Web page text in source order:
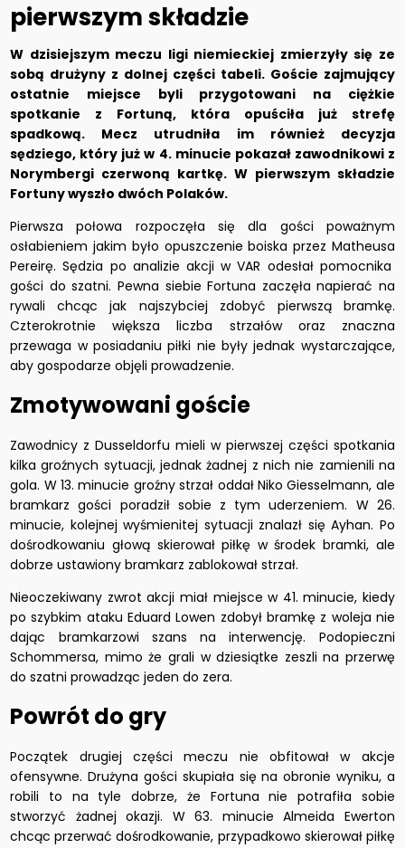
pierwszym składzie
W dzisiejszym meczu ligi niemieckiej zmierzyły się ze
sobą drużyny z dolnej części tabeli. Goście zajmujący
ostatnie miejsce byli przygotowani na ciężkie
spotkanie z Fortuną, która opuściła już strefę
spadkową. Mecz utrudniła im również decyzja
sędziego, który już w 4. minucie pokazał zawodnikowi z
Norymbergi czerwoną kartkę. W pierwszym składzie
Fortuny wyszło dwóch Polaków.
Pierwsza połowa rozpoczęła się dla gości poważnym
osłabieniem jakim było opuszczenie boiska przez Matheusa
Pereirę. Sędzia po analizie akcji w VAR odesłał pomocnika
gości do szatni. Pewna siebie Fortuna zaczęła napierać na
rywali chcąc jak najszybciej zdobyć pierwszą bramkę.
Czterokrotnie większa liczba strzałów oraz znaczna
przewaga w posiadaniu piłki nie były jednak wystarczające,
aby gospodarze objęli prowadzenie.
Zmotywowani goście
Zawodnicy z Dusseldorfu mieli w pierwszej części spotkania
kilka groźnych sytuacji, jednak żadnej z nich nie zamienili na
gola. W 13. minucie groźny strzał oddał Niko Giesselmann, ale
bramkarz gości poradził sobie z tym uderzeniem. W 26.
minucie, kolejnej wyśmienitej sytuacji znalazł się Ayhan. Po
dośrodkowaniu głową skierował piłkę w środek bramki, ale
dobrze ustawiony bramkarz zablokował strzał.
Nieoczekiwany zwrot akcji miał miejsce w 41. minucie, kiedy
po szybkim ataku Eduard Lowen zdobył bramkę z woleja nie
dając bramkarzowi szans na interwencję. Podopieczni
Schommersa, mimo że grali w dziesiątke zeszli na przerwę
do szatni prowadząc jeden do zera.
Powrót do gry
Początek drugiej części meczu nie obfitował w akcje
ofensywne. Drużyna gości skupiała się na obronie wyniku, a
robili to na tyle dobrze, że Fortuna nie potrafiła sobie
stworzyć żadnej okazji. W 63. minucie Almeida Ewerton
chcąc przerwać dośrodkowanie, przypadkowo skierował piłkę